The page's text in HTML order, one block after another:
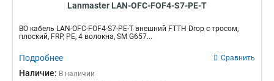
Lanmaster LAN-OFC-FOF4-S7-PE-T
ВО кабель LAN-OFC-FOF4-S7-PE-T внешний FTTH Drop с тросом,
плоский, FRP, PE, 4 волокна, SM G657...
Подробнее Сравнить
Наличие: В наличии